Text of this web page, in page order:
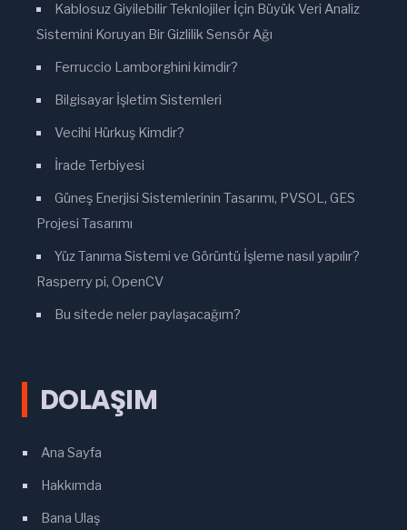
Kablosuz Giyilebilir Teknlojiler İçin Büyük Veri Analiz
Sistemini Koruyan Bir Gizlilik Sensör Ağı
Ferruccio Lamborghini kimdir?
Bilgisayar İşletim Sistemleri
Vecihi Hürkuş Kimdir?
İrade Terbiyesi
Güneş Enerjisi Sistemlerinin Tasarımı, PVSOL, GES
Projesi Tasarımı
Yüz Tanıma Sistemi ve Görüntü İşleme nasıl yapılır?
Rasperry pi, OpenCV
Bu sitede neler paylaşacağım?
DOLAŞIM
Ana Sayfa
Hakkımda
Bana Ulaş